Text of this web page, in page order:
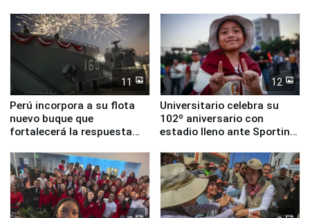
11
Perú incorpora a su flota
nuevo buque que
fortalecerá la respuesta
12
Universitario celebra su
102º aniversario con
estadio lleno ante Sporting